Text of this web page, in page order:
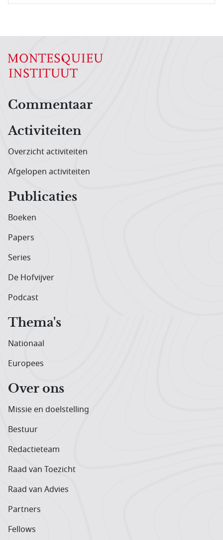
Hoofdnavigatiemenu
Commentaar
Activiteiten
Overzicht activiteiten
Afgelopen activiteiten
Publicaties
Boeken
Papers
Series
De Hofvijver
Podcast
Thema's
Nationaal
Europees
Over ons
Missie en doelstelling
Bestuur
Redactieteam
Raad van Toezicht
Raad van Advies
Partners
Fellows